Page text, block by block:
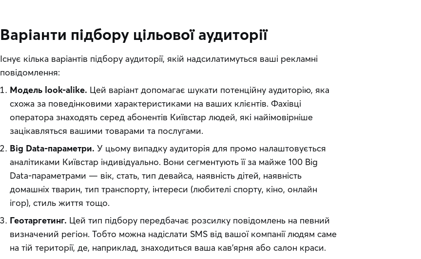
Варіанти підбору цільової аудиторії
Існує кілька варіантів підбору аудиторії, якій надсилатимуться ваші рекламні
повідомлення:
Модель look-alike. Цей варіант допомагає шукати потенційну аудиторію, яка
схожа за поведінковими характеристиками на ваших клієнтів. Фахівці
оператора знаходять серед абонентів Київстар людей, які найімовірніше
зацікавляться вашими товарами та послугами.
Big Data-параметри. У цьому випадку аудиторія для промо налаштовується
аналітиками Київстар індивідуально. Вони сегментують її за майже 100 Big
Data-параметрами — вік, стать, тип девайса, наявність дітей, наявність
домашніх тварин, тип транспорту, інтереси (любителі спорту, кіно, онлайн
ігор), стиль життя тощо.
Геотаргетинг. Цей тип підбору передбачає розсилку повідомлень на певний
визначений регіон. Тобто можна надіслати SMS від вашої компанії людям саме
на тій території, де, наприклад, знаходиться ваша кав’ярня або салон краси.